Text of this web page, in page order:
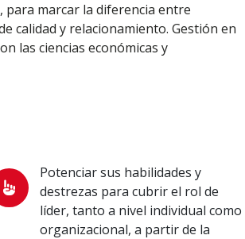
marcar la diferencia entre
calidad y relacionamiento. Gestión en
las ciencias económicas y
Potenciar sus habilidades y
destrezas para cubrir el rol de
líder, tanto a nivel individual como
organizacional, a partir de la